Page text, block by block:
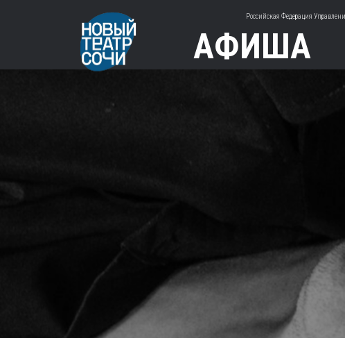
Российская Федерация
АФИША